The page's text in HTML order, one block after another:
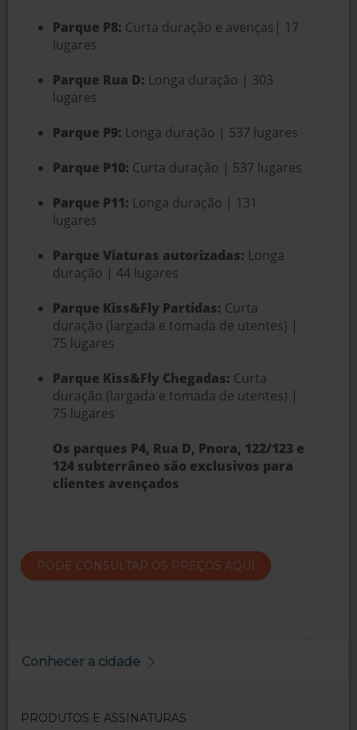
Parque P8: Curta duração e avenças| 17
lugares
Parque Rua D: Longa duração | 303
lugares
Parque P9: Longa duração | 537 lugares
Parque P10: Curta duração | 537 lugares
Parque P11: Longa duração | 131
lugares
Parque Viaturas autorizadas: Longa
duração | 44 lugares
Parque Kiss&Fly Partidas: Curta
duração (largada e tomada de utentes) |
75 lugares
Parque Kiss&Fly Chegadas: Curta
duração (largada e tomada de utentes) |
75 lugares
Os parques P4, Rua D, Pnora, 122/123 e
124 subterrâneo são exclusivos para
clientes avençados
PODE CONSULTAR OS PREÇOS AQUI
Conhecer a cidade
PRODUTOS E ASSINATURAS